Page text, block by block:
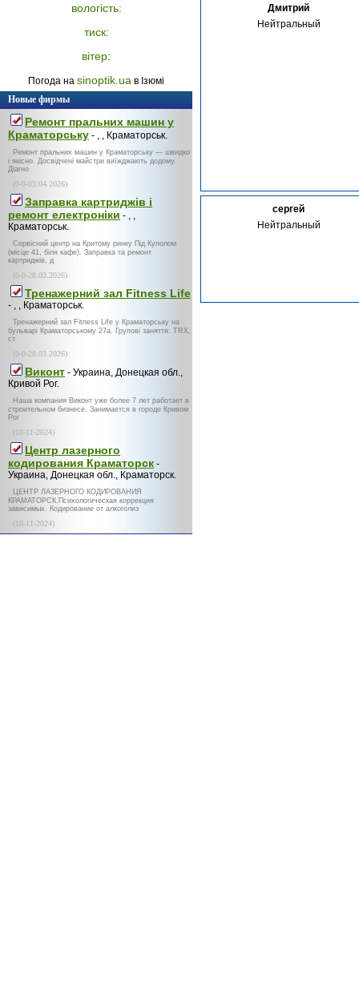
вологість:
тиск:
вітер:
Погода на sinoptik.ua в Ізюмі
Новые фирмы
Ремонт пральних машин у
Краматорську - , , Краматорськ.
Ремонт пральних машин у Краматорську — швидко
і якісно. Досвідчені майстри виїжджають додому.
Діагно
(0-0-03.04.2026)
Заправка картриджів і
ремонт електроніки - , ,
Краматорськ.
Сервісний центр на Критому ринку Під Куполом
(місце 41, біля кафе). Заправка та ремонт
картриджів, д
(0-0-28.03.2026)
Тренажерний зал Fitness Life
- , , Краматорськ.
Тренажерний зал Fitness Life у Краматорську на
бульварі Краматорському 27а. Групові заняття: TRX,
ст
(0-0-28.03.2026)
Виконт - Украина, Донецкая обл.,
Кривой Рог.
Наша компания Виконт уже более 7 лет работает в
строительном бизнесе. Занимается в городе Кривом
Рог
(10-11-2024)
Центр лазерного
кодирования Краматорск -
Украина, Донецкая обл., Краматорск.
ЦЕНТР ЛАЗЕРНОГО КОДИРОВАНИЯ
КРАМАТОРСК.Психологическая коррекция
зависимых. Кодирование от алкоголиз
(10-11-2024)
Дмитрий
Нейтральный
сергей
Нейтральный